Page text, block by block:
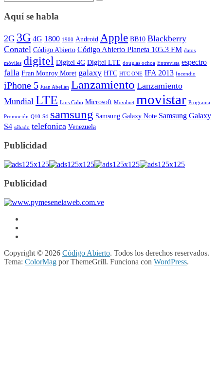
Aquí se habla
2G 3G 4G 1800 1900 Android Apple BB10 Blackberry
Conatel Código Abierto Código Abierto Planeta 105.3 FM datos
móviles digitel Digitel 4G Digitel LTE douglas ochoa Entrevista espectro
falla Fran Monroy Moret galaxy HTC HTC ONE IFA 2013 Incendio
iPhone 5 Juan Abellán Lanzamiento Lanzamiento
Mundial LTE Luis Cobo Microsoft Movilnet movistar Programa
Promoción Q10 S4 samsung Samsung Galaxy Note Samsung Galaxy
S4 sábado telefonica Venezuela
Publicidad
Publicidad
Copyright © 2026 Código Abierto. Todos los derechos reservados.
Tema: ColorMag por ThemeGrill. Funciona con WordPress.